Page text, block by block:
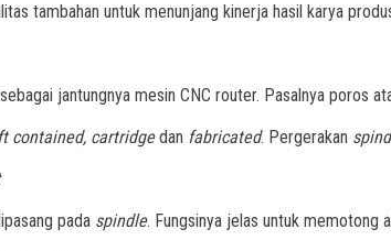
tambahan untuk menunjang kinerja hasil karya
jantungnya mesin CNC router. Pasalnya poros
contained, cartridgedan fabricated. Pergerakan
pada spindle. Fungsinya jelas untuk memotong